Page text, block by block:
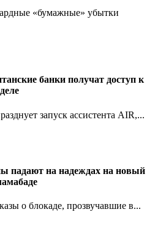
«бумажные» убытки
банки получат доступ к
запуск ассистента AIR,...
падают на надеждах на новый
о блокаде, прозвучавшие в...